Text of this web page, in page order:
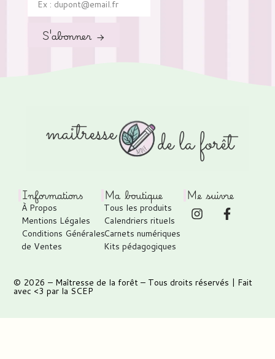
S'abonner →
Informations
À Propos
Mentions Légales
Conditions Générales
de Ventes
Ma boutique
Tous les produits
Calendriers rituels
Carnets numériques
Kits pédagogiques
Me suivre
© 2026 – Maîtresse de la forêt – Tous droits réservés | Fait
avec <3 par la SCEP